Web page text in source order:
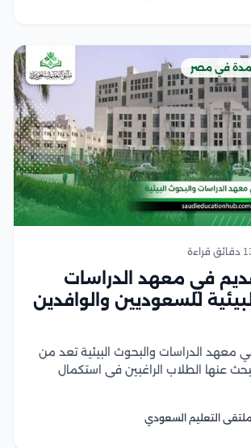
في مصر
قراءة
في معهد الدراسات
للسعوديين والوافدين
معهد الدراسات والبحوث البيئية تعد من
يبحث عنها الطلاب الراغبين في استكمال
بالضوابط التي يحددها المعهد والجهات
التعليم السعودي